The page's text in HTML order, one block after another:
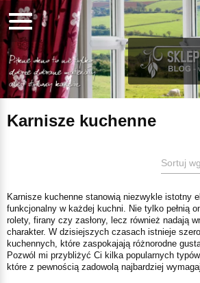
Karnisze kuchenne
Sortuj
Karnisze kuchenne stanowią niezwykle istotny
funkcjonalny w każdej kuchni. Nie tylko pełnią
rolety, firany czy zasłony, lecz również nadają
charakter. W dzisiejszych czasach istnieje
kuchennych, które zaspokajają różnorodne
Pozwól mi przybliżyć Ci kilka popularnych
które z pewnością zadowolą najbardziej